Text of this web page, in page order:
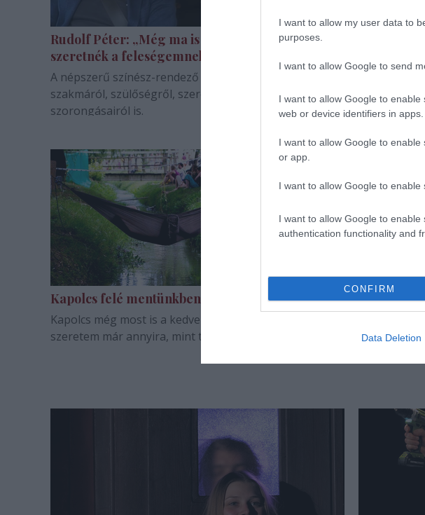
I want to allow my user data to
purposes.
I want to allow Google to send
I want to allow Google to
web or device identifiers in apps.
I want to allow Google to
or app.
I want to allow Google to enable
I want to allow Google to
authentication functionality and
CONFIRM
Data Deletion
Rudolf Péter: „Még ma is imponálni
szeretnék a feleségemnek”
A népszerű színész-rendező D. Tóth Krisztának mesélt
szakmáról, szülőségről, szerelemről és a
szorongásairól is.
hanem az
Kapolcs felé mentünkben
Kapolcs még most is a kedvenc fesztiválom, ha nem is
szeretem már annyira, mint tizenévvel ezelőtt.
A nap
nyúlnak,